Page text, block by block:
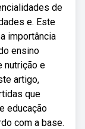
de
e. Este
importância
ensino
nutrição e
artigo,
que
educação
com a base.